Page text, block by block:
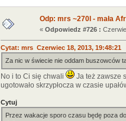
Odp: mrs ~270l - mała
« Odpowiedz #726 :
Cytat: mrs Czerwiec 18, 2013, 19:48:21
Za nic w świecie nie oddam buszowców
No i to Ci się chwali
Ja też zawsze
ugotowało skrzypłocza w czasie
Cytuj
Przez wakacje sporo czasu będę poza